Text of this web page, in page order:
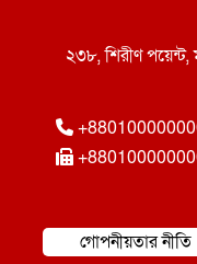
২৩৮, শিরীণ
গোপনীয়তার নীতি